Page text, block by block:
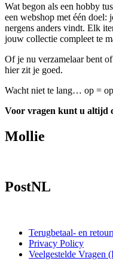
Wat begon als een hobby
een webshop met één doel:
nergens anders vindt. Elk
jouw collectie compleet te
Of je nu verzamelaar bent
hier zit je goed.
Wacht niet te lang… op =
Voor vragen kunt u altijd
Mollie
PostNL
Terugbetaal- en
Privacy Policy
Veelgestelde Vragen